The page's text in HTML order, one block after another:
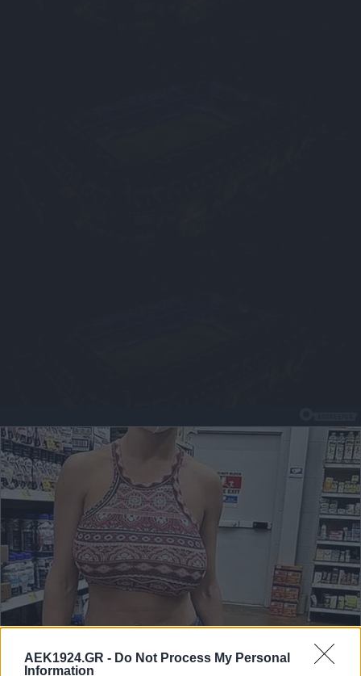
AEK1924.GR - Do Not Process My Personal
Information